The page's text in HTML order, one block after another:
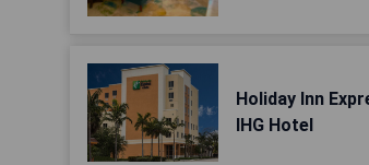
Holiday Inn
IHG Hotel